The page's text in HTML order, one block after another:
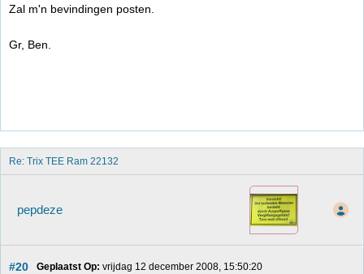
Zal m'n bevindingen posten.
Gr, Ben.
Re: Trix TEE Ram 22132
pepdeze
#20 Geplaatst Op: vrijdag 12 december 2008, 15:50:20